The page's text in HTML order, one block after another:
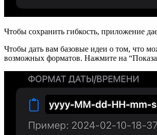
Чтобы сохранить гибкость, приложение
Чтобы дать вам базовые идеи о том, что
возможных форматов. Нажмите на